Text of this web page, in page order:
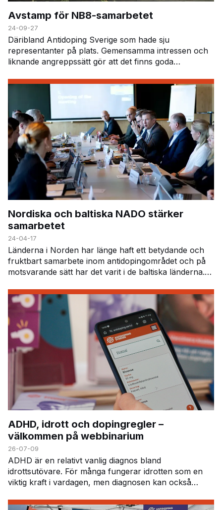
Avstamp för NB8-samarbetet
24-09-27
Däribland Antidoping Sverige som hade sju
representanter på plats. Gemensamma intressen och
liknande angreppssätt gör att det finns goda
mellan l…
Nordiska och baltiska NADO stärker
samarbetet
24-04-17
Länderna i Norden har länge haft ett betydande och
fruktbart samarbete inom antidopingområdet och på
motsvarande sätt har det varit i de baltiska länderna.
ADHD, idrott och dopingregler –
välkommen på webbinarium
26-07-09
ADHD är en relativt vanlig diagnos bland
idrottsutövare. För många fungerar idrotten som en
viktig kraft i vardagen, men diagnosen kan också
att h…